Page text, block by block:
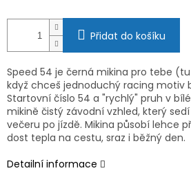
Přidat do košíku
Speed 54 je černá mikina pro tebe
když chceš jednoduchý racing motiv
Startovní číslo 54 a "rychlý" pruh v
mikině čistý závodní vzhled, který
večeru po jízdě. Mikina působí lehce
dost tepla na cestu, sraz i běžný den.
Detailní informace